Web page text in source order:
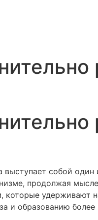
собой один
продолжая
которые удерживают
и образованию